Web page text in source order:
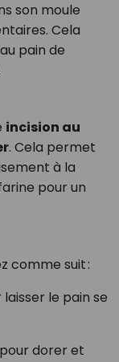
son moule
Cela
pain de
incision au
. Cela permet
à la
pour un
comme suit :
laisser le pain se
dorer et